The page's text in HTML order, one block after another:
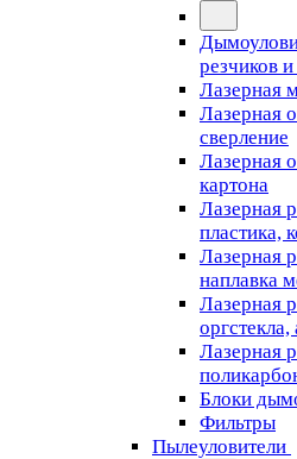
резчиков
Лазерная
Лазерная
сверление
Лазерная
картона
Лазерная
пластика,
Лазерная
наплавка
Лазерная
оргстекла,
Лазерная
Блоки
Фильтры
Пылеуловители